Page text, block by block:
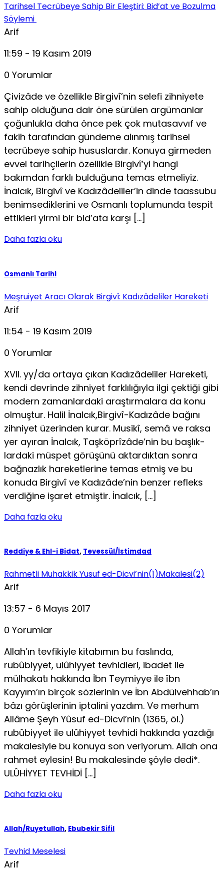
Tarihsel Tecrübeye Sahip Bir Eleştiri: Bid’at ve Bozulma
Söylemi
Arif
11:59 - 19 Kasım 2019
0 Yorumlar
Çivizâde ve özellikle Birgivî’nin selefi zihniyete
sahip oldu­ğuna dair öne sürülen argümanlar
çoğunlukla daha önce pek çok mutasavvıf ve
fakih tarafından gündeme alınmış tarihsel
tecrübeye sahip hususlardır. Konuya girmeden
evvel tarihçi­lerin özellikle Birgivî’yi hangi
bakımdan farklı bulduğuna te­mas etmeliyiz.
İnalcık, Birgivî ve Kadızâdeliler’in dinde taas­subu
benimsediklerini ve Osmanlı toplumunda tespit
ettikleri yirmi bir bid’ata karşı […]
Daha fazla oku
Osmanlı Tarihi
Meşruiyet Aracı Olarak Birgivî: Kadızâdeliler Hareketi
Arif
11:54 - 19 Kasım 2019
0 Yorumlar
XVII. yy/da ortaya çıkan Kadızâdeliler Hareketi,
kendi devrinde zihniyet farklılığıyla ilgi çektiği gibi
modern za­manlardaki araştırmalara da konu
olmuştur. Halil İnalcık,Birgivî-Kadızâde bağını
zihniyet üzerinden kurar. Musikî, semâ ve raksa
yer ayıran İnalcık, Taşköprîzâde’nin bu başlık­
lardaki müspet görüşünü aktardıktan sonra
bağnazlık hareket­lerine temas etmiş ve bu
konuda Birgivî ve Kadızâde’nin ben­zer refleks
verdiğine işaret etmiştir. İnalcık, […]
Daha fazla oku
Reddiye & Ehl-i Bidat, Tevessül/İstimdad
Rahmetli Muhakkik Yusuf ed-Dicvi’nin(1)Makalesi(2)
Arif
13:57 - 6 Mayıs 2017
0 Yorumlar
Allah’ın tevfikiyle kitabımın bu faslında,
rubûbiyyet, ulûhiyyet tevhidleri, ibadet ile
mülhakatı hakkında İbn Teymiyye ile îbn
Kayyım’ın birçok sözlerinin ve İbn Abdülvehhab’ın
bâzı görüşlerinin iptalini yazdım. Ve merhum
Allâme Şeyh Yûsuf ed-Dicvi’nin (1365, öl.)
rubûbiyyet ile ulûhiyyet tevhidi hakkında yazdığı
makalesiyle bu konuya son veriyorum. Allah ona
rahmet eylesin! Bu makale­sinde şöyle dedi*.
ULÛHİYYET TEVHİDİ […]
Daha fazla oku
Allah/Ruyetullah, Ebubekir Sifil
Tevhid Meselesi
Arif